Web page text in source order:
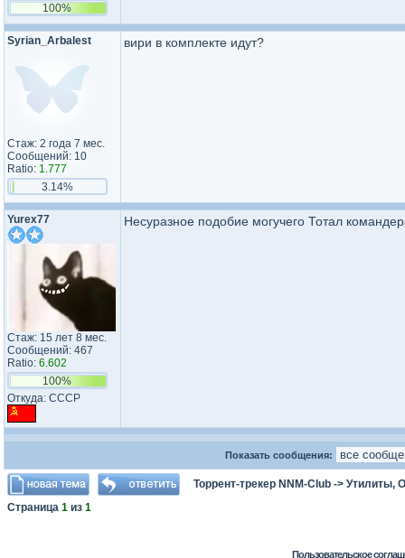
100%
Syrian_Arbalest
Стаж: 2 года 7 мес.
Сообщений: 10
Ratio: 1.777
3.14%
вири в комплекте идут?
Yurex77
Стаж: 15 лет 8 мес.
Сообщений: 467
Ratio: 6.602
100%
Откуда: СССР
Несуразное подобие могучего Тотал
Показать сообщения:
Торрент-трекер NNM-Club -> Утилиты,
Страница 1 из 1
Пользовательское